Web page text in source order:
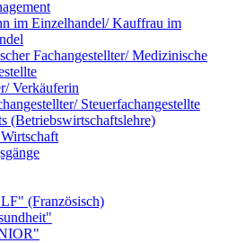
im Einzelhandel/ Kauffrau im
Fachangestellter/ Medizinische
Verkäuferin
Steuerfachangestellte
(Betriebswirtschaftslehre)
(Französisch)